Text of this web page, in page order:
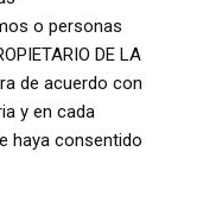
o personas
DE LA
de acuerdo con
y en cada
haya consentido